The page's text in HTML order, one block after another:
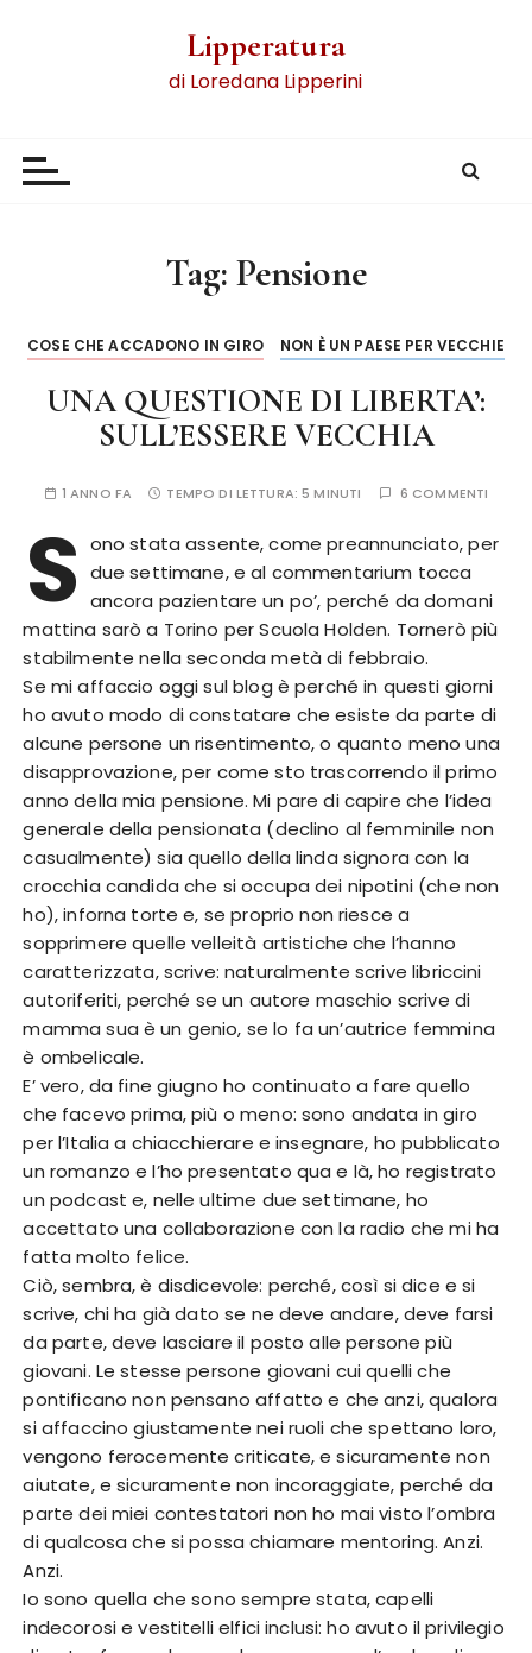
Lipperatura
di Loredana Lipperini
Tag: Pensione
COSE CHE ACCADONO IN GIRO NON È UN PAESE PER VECCHIE
UNA QUESTIONE DI LIBERTA’:
SULL’ESSERE VECCHIA
1 ANNO FA TEMPO DI LETTURA:5 MINUTI 6 COMMENTI
S ono stata assente, come preannunciato, per
due settimane, e al commentarium tocca
ancora pazientare un po’, perché da domani
mattina sarò a Torino per Scuola Holden. Tornerò più
stabilmente nella seconda metà di febbraio.
Se mi affaccio oggi sul blog è perché in questi giorni
ho avuto modo di constatare che esiste da parte di
alcune persone un risentimento, o quanto meno una
disapprovazione, per come sto trascorrendo il primo
anno della mia pensione. Mi pare di capire che l’idea
generale della pensionata (declino al femminile non
casualmente) sia quello della linda signora con la
crocchia candida che si occupa dei nipotini (che non
ho), inforna torte e, se proprio non riesce a
sopprimere quelle velleità artistiche che l’hanno
caratterizzata, scrive: naturalmente scrive libriccini
autoriferiti, perché se un autore maschio scrive di
mamma sua è un genio, se lo fa un’autrice femmina
è ombelicale.
E’ vero, da fine giugno ho continuato a fare quello
che facevo prima, più o meno: sono andata in giro
per l’Italia a chiacchierare e insegnare, ho pubblicato
un romanzo e l’ho presentato qua e là, ho registrato
un podcast e, nelle ultime due settimane, ho
accettato una collaborazione con la radio che mi ha
fatta molto felice.
Ciò, sembra, è disdicevole: perché, così si dice e si
scrive, chi ha già dato se ne deve andare, deve farsi
da parte, deve lasciare il posto alle persone più
giovani. Le stesse persone giovani cui quelli che
pontificano non pensano affatto e che anzi, qualora
si affaccino giustamente nei ruoli che spettano loro,
vengono ferocemente criticate, e sicuramente non
aiutate, e sicuramente non incoraggiate, perché da
parte dei miei contestatori non ho mai visto l’ombra
di qualcosa che si possa chiamare mentoring. Anzi.
Anzi.
Io sono quella che sono sempre stata, capelli
indecorosi e vestitelli elfici inclusi: ho avuto il privilegio